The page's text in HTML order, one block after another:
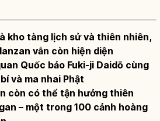
kho tàng lịch sử và thiên nhiên,
vẫn còn hiện diện
Quốc bảo Fuki-ji Daidō cùng
và ma nhai Phật
còn có thể tận hưởng thiên
– một trong 100 cảnh hoàng